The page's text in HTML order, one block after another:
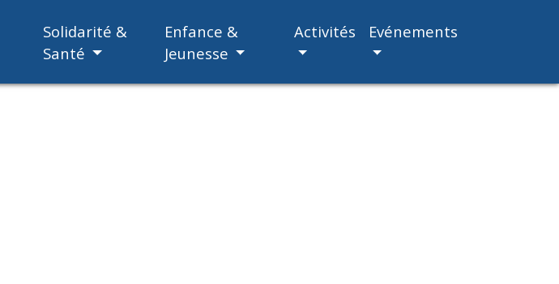
Solidarité &
Santé
Enfance &
Jeunesse
Activités Evénements